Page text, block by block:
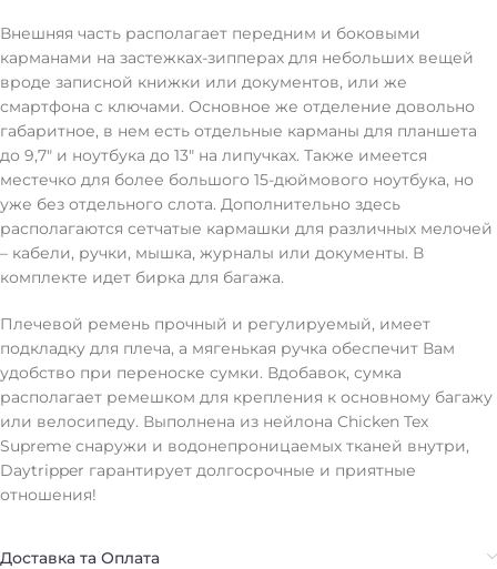
Внешняя часть располагает передним и боковыми
карманами на застежках-зипперах для небольших вещей
вроде записной книжки или документов, или же
смартфона с ключами. Основное же отделение довольно
габаритное, в нем есть отдельные карманы для планшета
до 9,7" и ноутбука до 13" на липучках. Также имеется
местечко для более большого 15-дюймового ноутбука, но
уже без отдельного слота. Дополнительно здесь
располагаются сетчатые кармашки для различных мелочей
– кабели, ручки, мышка, журналы или документы. В
комплекте идет бирка для багажа.
Плечевой ремень прочный и регулируемый, имеет
подкладку для плеча, а мягенькая ручка обеспечит Вам
удобство при переноске сумки. Вдобавок, сумка
располагает ремешком для крепления к основному багажу
или велосипеду. Выполнена из нейлона Chicken Tex
Supreme снаружи и водонепроницаемых тканей внутри,
Daytripper гарантирует долгосрочные и приятные
отношения!
Доставка та Оплата